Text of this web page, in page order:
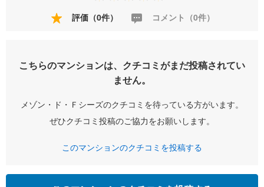
評価（0件） コメント（0件）
こちらのマンションは、クチコミがまだ投稿されてい
ません。
メゾン・ド・Ｆシーズのクチコミを待っている方がいます。
ぜひクチコミ投稿のご協力をお願いします。
このマンションのクチコミを投稿する